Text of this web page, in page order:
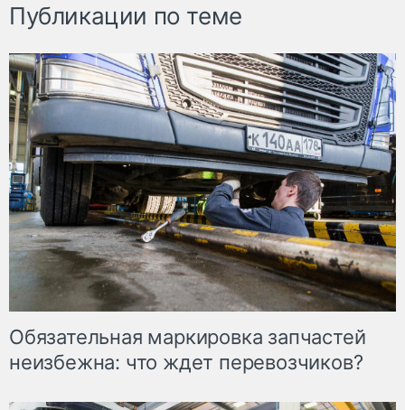
Публикации по теме
Обязательная маркировка запчастей
неизбежна: что ждет перевозчиков?